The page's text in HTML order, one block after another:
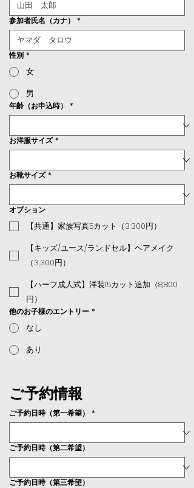
参加者氏名（カナ） *
性別 *
女
男
年齢（お申込時） *
お洋服サイズ *
お靴サイズ *
オプション
【共通】家族写真5カット（3,300円）
【キッズ/ユース/ランドセル】ヘアメイク
（3,300円）
【ハーフ成人式】洋装15カット追加（8,800
円）
他のお子様のエントリー *
なし
あり
ご予約情報
ご予約日時（第一希望） *
ご予約日時（第二希望）
ご予約日時（第三希望）